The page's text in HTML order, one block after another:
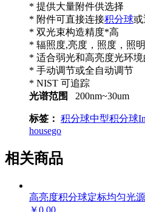
* 提供大量附件供选择
* 附件可直接连接积分球或
* 双光束构造精度*高
* 辐照度,亮度，照度，照
* 适合弱光和高亮度光环境
* 手动调节或全自动调节
* NIST 可追踪
光谱范围
200nm~30um
标签： 积分球中型积分球
housego
相关商品
高亮度积分球定标均匀光源
￥0.00